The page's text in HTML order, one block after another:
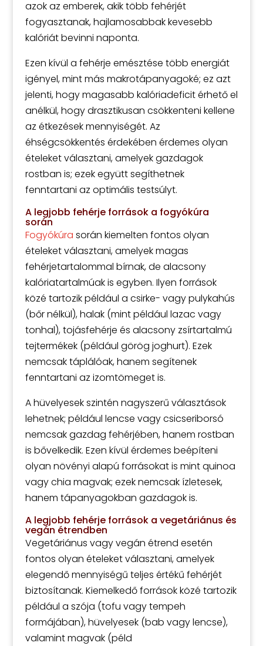
azok az emberek, akik több fehérjét
fogyasztanak, hajlamosabbak kevesebb
kalóriát bevinni naponta.
Ezen kívül a fehérje emésztése több energiát
igényel, mint más makrotápanyagoké; ez azt
jelenti, hogy magasabb kalóriadeficit érhető el
anélkül, hogy drasztikusan csökkenteni kellene
az étkezések mennyiségét. Az
éhségcsökkentés érdekében érdemes olyan
ételeket választani, amelyek gazdagok
rostban is; ezek együtt segíthetnek
fenntartani az optimális testsúlyt.
A legjobb fehérje források a fogyókúra
során
Fogyókúra során kiemelten fontos olyan
ételeket választani, amelyek magas
fehérjetartalommal bírnak, de alacsony
kalóriatartalmúak is egyben. Ilyen források
közé tartozik például a csirke- vagy pulykahús
(bőr nélkül), halak (mint például lazac vagy
tonhal), tojásfehérje és alacsony zsírtartalmú
tejtermékek (például görög joghurt). Ezek
nemcsak táplálóak, hanem segítenek
fenntartani az izomtömeget is.
A hüvelyesek szintén nagyszerű választások
lehetnek; például lencse vagy csicseriborsó
nemcsak gazdag fehérjében, hanem rostban
is bővelkedik. Ezen kívül érdemes beépíteni
olyan növényi alapú forrásokat is mint quinoa
vagy chia magvak; ezek nemcsak ízletesek,
hanem tápanyagokban gazdagok is.
A legjobb fehérje források a vegetáriánus és
vegán étrendben
Vegetáriánus vagy vegán étrend esetén
fontos olyan ételeket választani, amelyek
elegendő mennyiségű teljes értékű fehérjét
biztosítanak. Kiemelkedő források közé tartozik
például a szója (tofu vagy tempeh
formájában), hüvelyesek (bab vagy lencse),
valamint magvak (péld